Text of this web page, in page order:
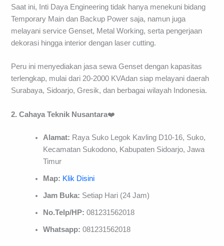
Saat ini, Inti Daya Engineering tidak hanya menekuni bidang
Temporary Main dan Backup Power saja, namun juga
melayani service Genset, Metal Working, serta pengerjaan
dekorasi hingga interior dengan laser cutting.
Peru ini menyediakan jasa sewa Genset dengan kapasitas
terlengkap, mulai dari 20-2000 KVAdan siap melayani daerah
Surabaya, Sidoarjo, Gresik, dan berbagai wilayah Indonesia.
2. Cahaya Teknik Nusantara❤️
Alamat: Raya Suko Legok Kavling D10-16, Suko,
Kecamatan Sukodono, Kabupaten Sidoarjo, Jawa
Timur
Map: Klik Disini
Jam Buka: Setiap Hari (24 Jam)
No.Telp/HP: 081231562018
Whatsapp:081231562018